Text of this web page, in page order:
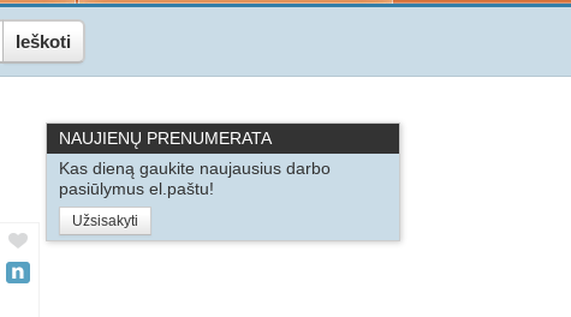
Ieškoti
NAUJIENŲ PRENUMERATA
Kas dieną gaukite naujausius darbo
pasiūlymus el.paštu!
Užsisakyti